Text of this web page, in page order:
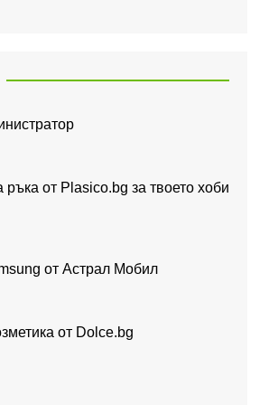
ръка от Plasico.bg за твоето хоби
от Астрал Мобил
от Dolce.bg